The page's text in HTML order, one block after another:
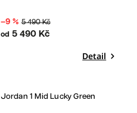
–9 % 5 490 Kč
od 5 490 Kč
Detail
Jordan 1 Mid Lucky Green